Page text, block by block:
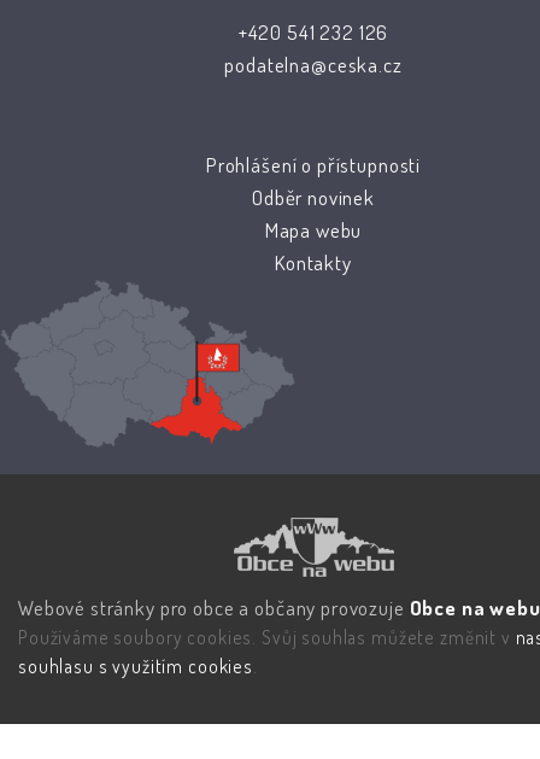
+420 541 232 126
podatelna@ceska.cz
Prohlášení o přístupnosti
Odběr novinek
Mapa webu
Kontakty
Webové stránky pro obce a občany provozuje Obce na
Používáme soubory cookies. Svůj souhlas můžete změnit v
souhlasu s využitím cookies.